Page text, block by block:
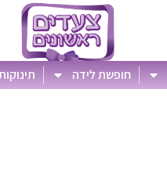
חופשת לידה